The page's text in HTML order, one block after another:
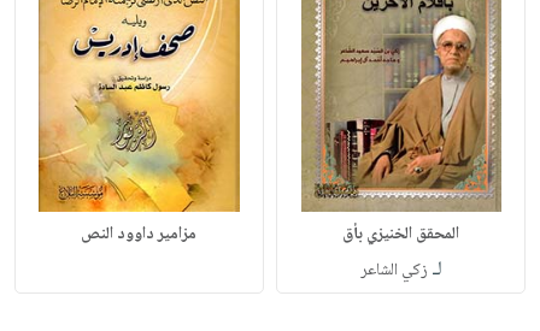
المحقق الخنيزي بأق
لـ زكي الشاعر
مزامير داوود النص